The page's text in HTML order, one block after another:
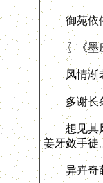
御苑依依
〖《墨庄
风情渐老
多谢长条
想见其风
姜牙敛手徒
异卉奇葩